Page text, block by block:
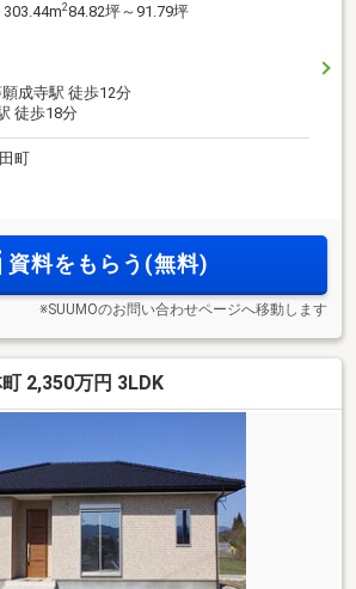
303.44m284.82坪～91.79坪
成寺駅 徒歩12分
徒歩18分
町
資料をもらう(無料)
※SUUMOのお問い合わせページへ移動します
2,350万円 3LDK